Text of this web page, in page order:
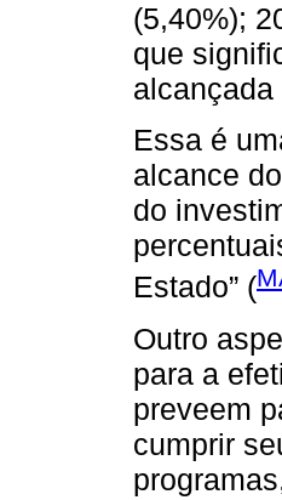
(5,40%);
que
alcançada
Essa é
alcance
do
Estado” (
Outro
para a
preveem
cumprir